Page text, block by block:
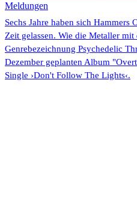
Meldungen
Sechs Jahre haben sich Hammers
Zeit gelassen. Wie die Metaller mit
Genrebezeichnung Psychedelic
Dezember geplanten Album
Single ›Don't Follow The Lights‹.